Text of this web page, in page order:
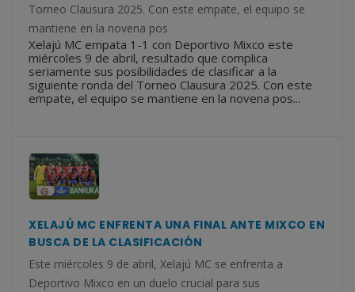
Torneo Clausura 2025. Con este empate, el equipo se
mantiene en la novena pos
Xelajú MC empata 1-1 con Deportivo Mixco este
miércoles 9 de abril, resultado que complica
seriamente sus posibilidades de clasificar a la
siguiente ronda del Torneo Clausura 2025. Con este
empate, el equipo se mantiene en la novena pos...
XELAJÚ MC ENFRENTA UNA FINAL ANTE MIXCO EN
BUSCA DE LA CLASIFICACIÓN
Este miércoles 9 de abril, Xelajú MC se enfrenta a
Deportivo Mixco en un duelo crucial para sus